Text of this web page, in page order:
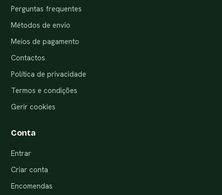
Perguntas frequentes
Métodos de envio
Meios de pagamento
Contactos
Política de privacidade
Termos e condições
Gerir cookies
Conta
Entrar
Criar conta
Encomendas